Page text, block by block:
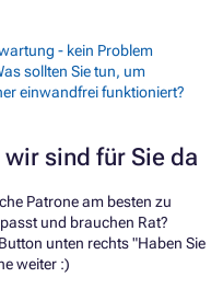
- kein Problem
sollten Sie tun, um
einwandfrei funktioniert?
sind für Sie da
Patrone am besten zu
passt und brauchen Rat?
unten rechts "Haben Sie
weiter :)